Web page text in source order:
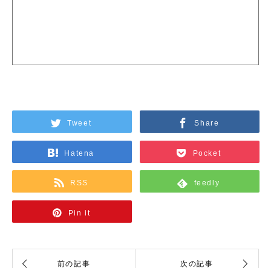
Tweet Share
Hatena Pocket
RSS feedly
Pin it